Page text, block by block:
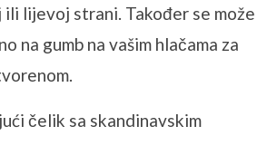
lijevoj strani. Također se može
na gumb na vašim hlačama za
čelik sa skandinavskim